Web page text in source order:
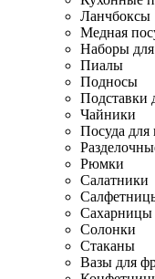
Ланчбоксы
Медная
Наборы
Пиалы
Подносы
Подставки
Чайники
Посуда
Рюмки
Салатники
Сахарницы
Солонки
Стаканы
Вазы для